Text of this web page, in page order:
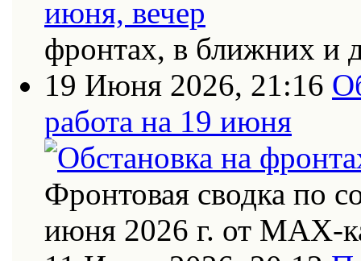
фронтах, в ближних и
19 Июня 2026, 21:16
работа на 19 июня
Фронтовая сводка по
июня 2026 г. от МАХ-